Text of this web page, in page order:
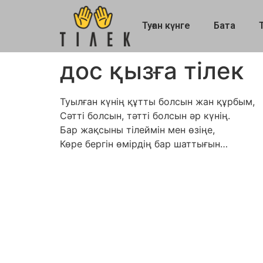
Туған күнге Бата
дос қызға тілек
Туылған күнің құтты болсын жан құрбым,
Сәтті болсын, тәтті болсын әр күнің.
Бар жақсыны тілеймін мен өзіңе,
Көре бергін өмірдің бар шаттығын…